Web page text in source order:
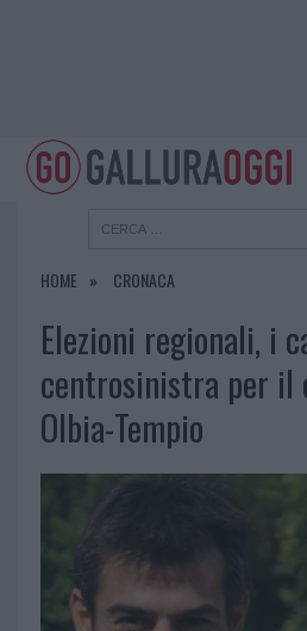
HOME CRONACA
Elezioni regionali, i
centrosinistra per il
Olbia-Tempio